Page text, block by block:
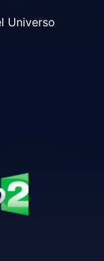
Universo